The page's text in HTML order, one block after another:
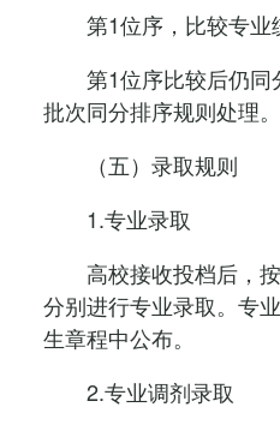
第1位序，比较专业
第1位序比较后仍
批次同分排序规则处理。
（五）录取规则
1.专业录取
高校接收投档后，
分别进行专业录取。专
生章程中公布。
2.专业调剂录取